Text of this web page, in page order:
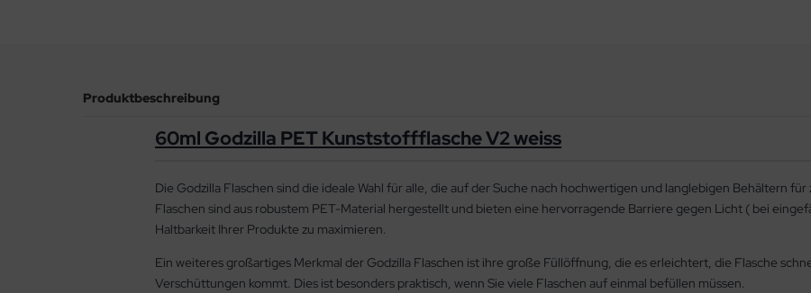
Produktbeschreibung
60ml Godzilla PET Kunststoffflasche V2 weiss
Die Godzilla Flaschen sind die ideale Wahl für alle, die auf der Suche nach hochwertigen und langlebigen Behältern
Flaschen sind aus robustem PET-Material hergestellt und bieten eine hervorragende Barriere gegen Licht ( bei
Haltbarkeit Ihrer Produkte zu maximieren.
Ein weiteres großartiges Merkmal der Godzilla Flaschen ist ihre große Füllöffnung, die es erleichtert, die Flasche
Verschüttungen kommt. Dies ist besonders praktisch, wenn Sie viele Flaschen auf einmal befüllen müssen.